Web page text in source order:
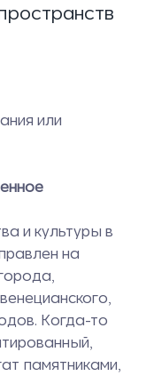
или
и культуры в
на
Когда-то
памятниками,